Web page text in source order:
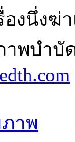
งนึ่งฆ่
าพบำ
าพ